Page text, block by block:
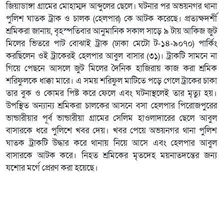
জিয়াডাঙ্গা গ্রামের মোহাম্মদ আব্দুলের ছেলে। ঘটনার পর অভয়নগর থানা
পুলিশ ঘাতক ট্রাক ও চালক (হেলপার) কে আটক করেছে। প্রত্যক্ষদর্শী
শ্রমিকরা জানায়, বৃহস্পতিবার আনুমানিক সকাল সাড়ে ৯ টায় আকিজ জুট
মিলের ভিতরে পাট বোঝাই ট্রাক (ঢাকা মেটো ট-১৪-৯০৭০) পার্কিং
করছিলেন ওই ট্রাকেরই হেলপার আবুল বাসার (৩১)। ট্রাকটি সামনে না
গিয়ে পেছনে আসলে জুট মিলের দৈনিক হাজিরায় কাজ করা শ্রমিক
শরিফুলকে ধাক্কা মারে। এ সময় শরিফুল মাটিতে পড়ে গেলে ট্রাকের চাকা
তার বুক ও কোমর পিষ্ট করে ফেলে এবং ঘটনাস্থলেই তার মৃত্যু হয়।
উপস্থিত অন্যান্য শ্রমিকরা চালকের আসনে বসা হেলপার পিরোজপুরের
ভান্ডারীয়ার পূর্ব ভান্ডারীয়া গ্রামের সেলিম হাওলাদারের ছেলে আবুল
বাসারকে ধরে পুলিশে খবর দেয়। খবর পেয়ে অভয়নগর থানা পুলিশ
ঘাতক ট্রাকটি উদ্ধার করে থানায় নিয়ে আসে এবং হেলপার আবুল
বাসারকে আটক করে। নিহত শ্রমিকের মৃতদেহ ময়নাতদন্তের জন্য
যশোর মর্গে প্রেরণ করা হয়েছে।